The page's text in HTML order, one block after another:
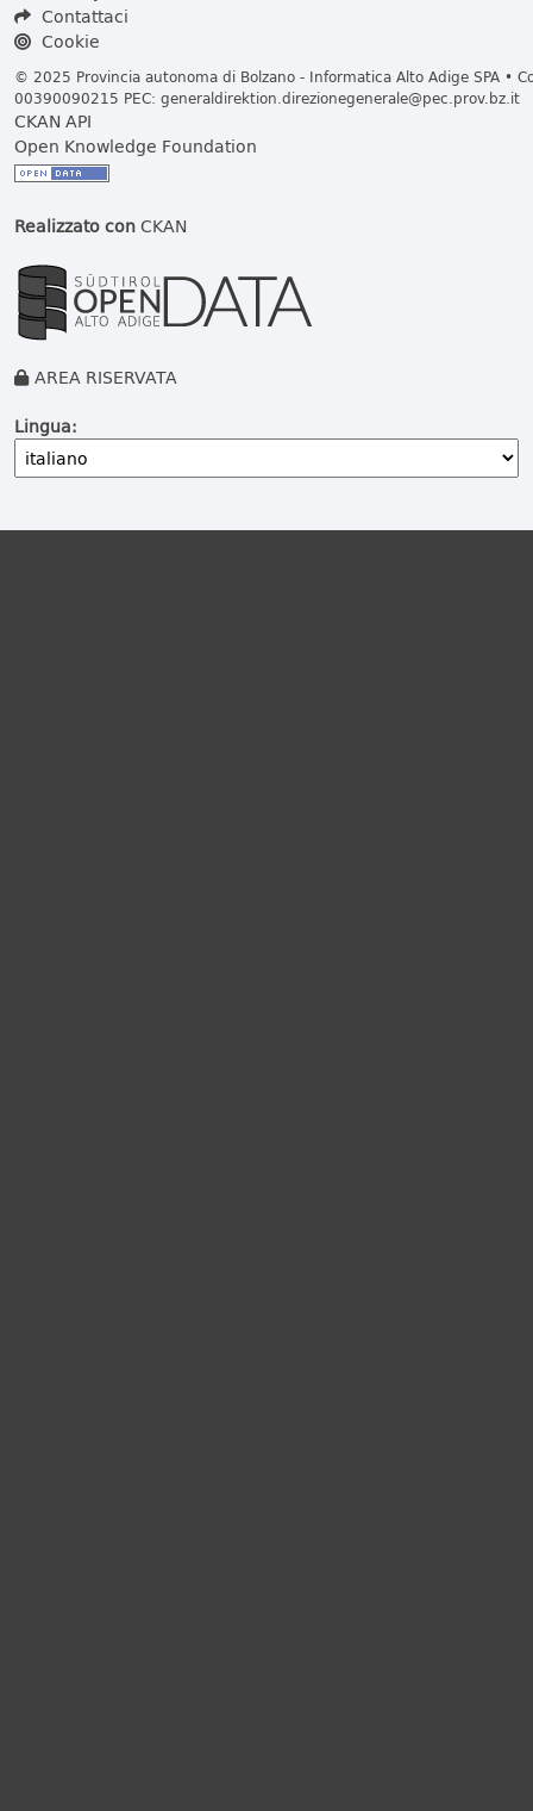
Contattaci
Cookie
© 2025 Provincia autonoma di Bolzano - Informatica Alto Adige SPA •
00390090215 PEC: generaldirektion.direzionegenerale@pec.prov.bz.it
CKAN API
Open Knowledge Foundation
Realizzato conCKAN
AREA RISERVATA
Lingua